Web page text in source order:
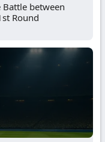
Battle between
Round